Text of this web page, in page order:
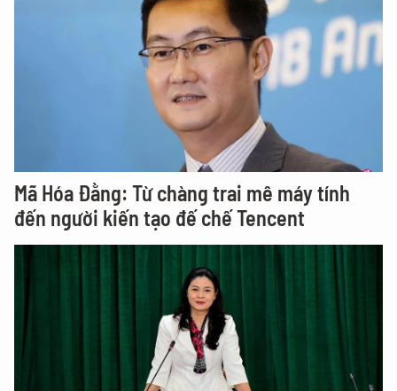
Mã Hóa Đằng: Từ chàng trai mê máy tính
đến người kiến tạo đế chế Tencent